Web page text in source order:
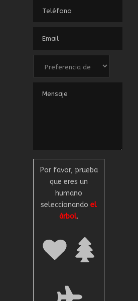
Por favor, prueba
que eres un
humano
seleccionando el
árbol.